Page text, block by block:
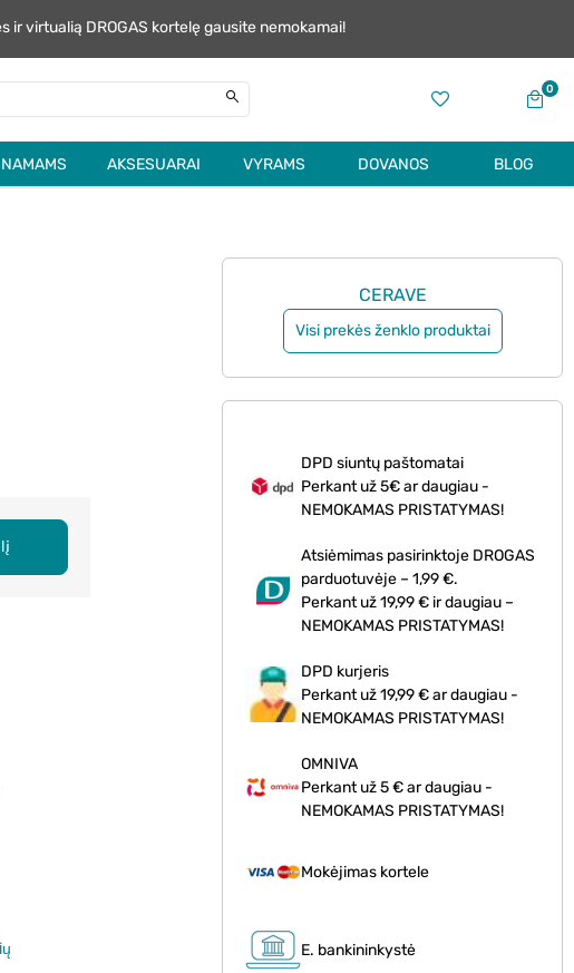
ir virtualią DROGAS kortelę gausite nemokamai!
0
NAMAMS AKSESUARAI VYRAMS DOVANOS BLOG
CERAVE
Visi prekės ženklo produktai
DPD siuntų paštomatai
Perkant už 5€ ar daugiau -
NEMOKAMAS PRISTATYMAS!
Atsiėmimas pasirinktoje DROGAS
parduotuvėje – 1,99 €.
Perkant už 19,99 € ir daugiau –
NEMOKAMAS PRISTATYMAS!
DPD kurjeris
Perkant už 19,99 € ar daugiau -
NEMOKAMAS PRISTATYMAS!
OMNIVA
Perkant už 5 € ar daugiau -
NEMOKAMAS PRISTATYMAS!
Mokėjimas kortele
E. bankininkystė